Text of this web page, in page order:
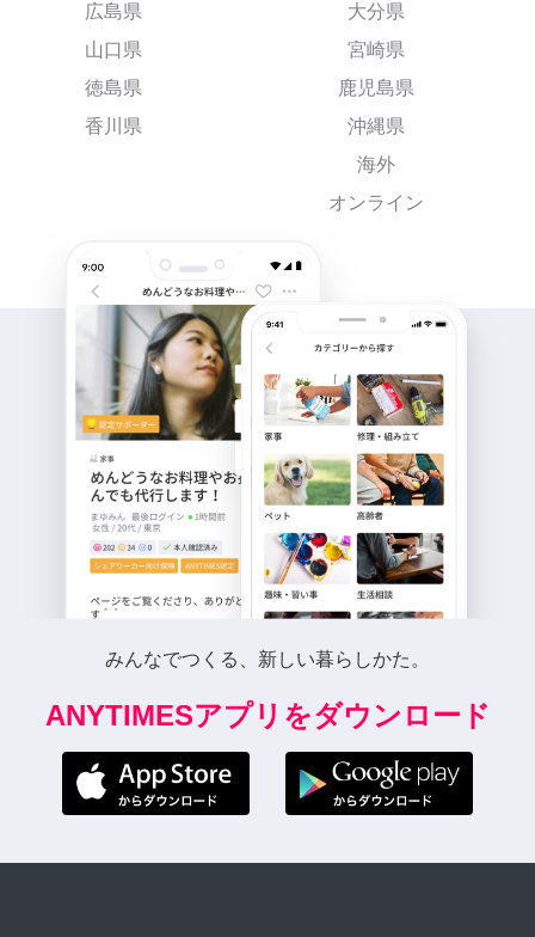
広島県
山口県
徳島県
香川県
大分県
宮崎県
鹿児島県
沖縄県
海外
オンライン
みんなでつくる、新しい暮らしかた。
ANYTIMESアプリをダウンロード